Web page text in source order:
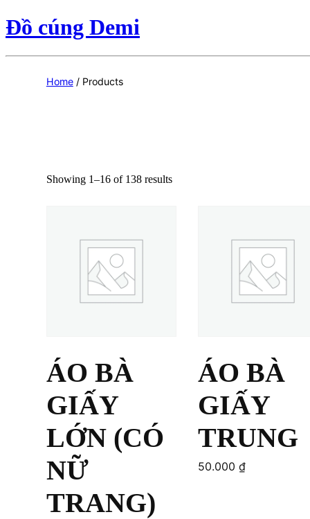
Đồ cúng Demi
Home/ Products
Showing 1–16 of 138 results
ÁO BÀ
GIẤY
LỚN (CÓ
NỮ
TRANG)
ÁO BÀ
GIẤY
TRUNG
50.000 ₫